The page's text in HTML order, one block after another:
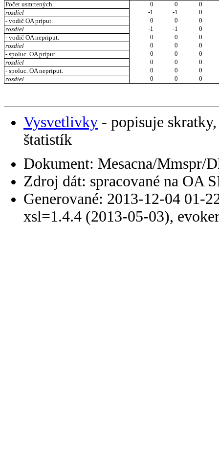
Počet usmrtených
0 0
0
rozdiel
-1 -1
0
- vodič OA priput.
0 0
0
rozdiel
-1 -1
0
- vodič OA nepriput.
0 0
0
rozdiel
0 0
0
- spoluc. OA priput.
0 0
0
rozdiel
0 0
0
- spoluc. OA nepriput.
0 0
0
rozdiel
0 0 0
Vysvetlivky - popisuje
štatistík
Dokument: Mesacna/Mmspr/
Zdroj dát: spracované na OA
Generované: 2013-12-04 01-
xsl=1.4.4 (2013-05-03),